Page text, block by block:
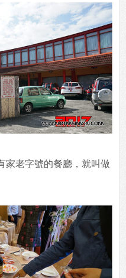
家老字號的餐廳，就叫做